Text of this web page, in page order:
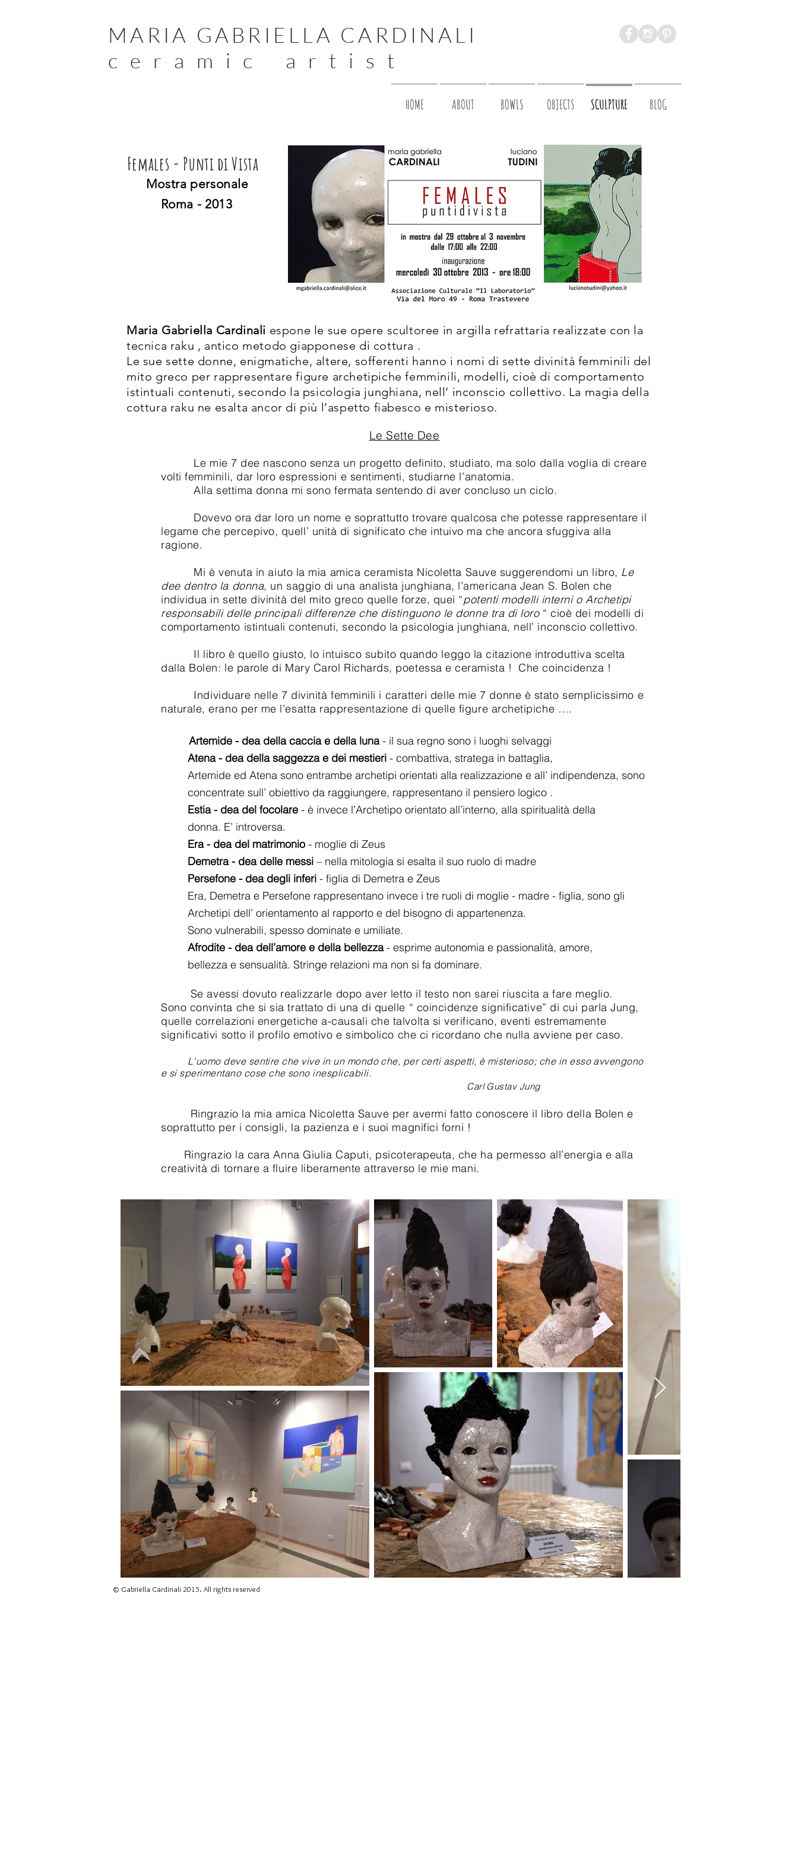
MARIA GABRIELLA CARDINALI
c e r a m i c a r t i s t
HOME ABOUT BOWLS OBJECTS SCULPTURE BLOG
Females - Punti di Vista
Mostra personale
Roma - 2013
Maria Gabriella Cardinali espone le sue opere scultoree in argilla refrattaria realizzate con la
tecnica raku , antico metodo giapponese di cottura .
Le sue sette donne, enigmatiche, altere, sofferenti hanno i nomi di sette divinità femminili del
mito greco per rappresentare figure archetipiche femminili, modelli, cioè di comportamento
istintuali contenuti, secondo la psicologia junghiana, nell’ inconscio collettivo. La magia della
cottura raku ne esalta ancor di più l’aspetto fiabesco e misterioso.
Le Sette Dee
Le mie 7 dee nascono senza un progetto definito, studiato, ma solo dalla voglia di creare
volti femminili, dar loro espressioni e sentimenti, studiarne l’anatomia.
Alla settima donna mi sono fermata sentendo di aver concluso un ciclo.
Dovevo ora dar loro un nome e soprattutto trovare qualcosa che potesse rappresentare il
legame che percepivo, quell’ unità di significato che intuivo ma che ancora sfuggiva alla
ragione.
Mi è venuta in aiuto la mia amica ceramista Nicoletta Sauve suggerendomi un libro, Le
dee dentro la donna, un saggio di una analista junghiana, l’americana Jean S. Bolen che
individua in sette divinità del mito greco quelle forze, quei “potenti modelli interni o Archetipi
responsabili delle principali differenze che distinguono le donne tra di loro“ cioè dei modelli di
comportamento istintuali contenuti, secondo la psicologia junghiana, nell’ inconscio collettivo.
Il libro è quello giusto, lo intuisco subito quando leggo la citazione introduttiva scelta
dalla Bolen: le parole di Mary Carol Richards, poetessa e ceramista ! Che coincidenza !
Individuare nelle 7 divinità femminili i caratteri delle mie 7 donne è stato semplicissimo e
naturale, erano per me l’esatta rappresentazione di quelle figure archetipiche ….
Artemide - dea della caccia e della luna- il sua regno sono i luoghi selvaggi
Atena - dea della saggezza e dei mestieri - combattiva, stratega in battaglia,
Artemide ed Atena sono entrambe archetipi orientati alla realizzazione e all’ indipendenza, sono
concentrate sull’ obiettivo da raggiungere, rappresentano il pensiero logico .
Estia - dea del focolare - è invece l’Archetipo orientato all’interno, alla spiritualità della
donna. E’ introversa.
Era - dea del matrimonio - moglie di Zeus
Demetra - dea delle messi – nella mitologia si esalta il suo ruolo di madre
Persefone - dea degli inferi - figlia di Demetra e Zeus
Era, Demetra e Persefone rappresentano invece i tre ruoli di moglie - madre - figlia, sono gli
Archetipi dell’ orientamento al rapporto e del bisogno di appartenenza.
Sono vulnerabili, spesso dominate e umiliate.
Afrodite - dea dell’amore e della bellezza- esprime autonomia e passionalità, amore,
bellezza e sensualità. Stringe relazioni ma non si fa dominare.
Se avessi dovuto realizzarle dopo aver letto il testo non sarei riuscita a fare meglio.
Sono convinta che si sia trattato di una di quelle “ coincidenze significative” di cui parla Jung,
quelle correlazioni energetiche a-causali che talvolta si verificano, eventi estremamente
significativi sotto il profilo emotivo e simbolico che ci ricordano che nulla avviene per caso.
L'uomo deve sentire che vive in un mondo che, per certi aspetti, è misterioso; che in esso avvengono
e si sperimentano cose che sono inesplicabili.
Carl Gustav Jung
Ringrazio la mia amica Nicoletta Sauve per avermi fatto conoscere il libro della Bolen e
soprattutto per i consigli, la pazienza e i suoi magnifici forni !
Ringrazio la cara Anna Giulia Caputi, psicoterapeuta, che ha permesso all’energia e alla
creatività di tornare a fluire liberamente attraverso le mie mani.
© Gabriella Cardinali 2015. All rights reserved